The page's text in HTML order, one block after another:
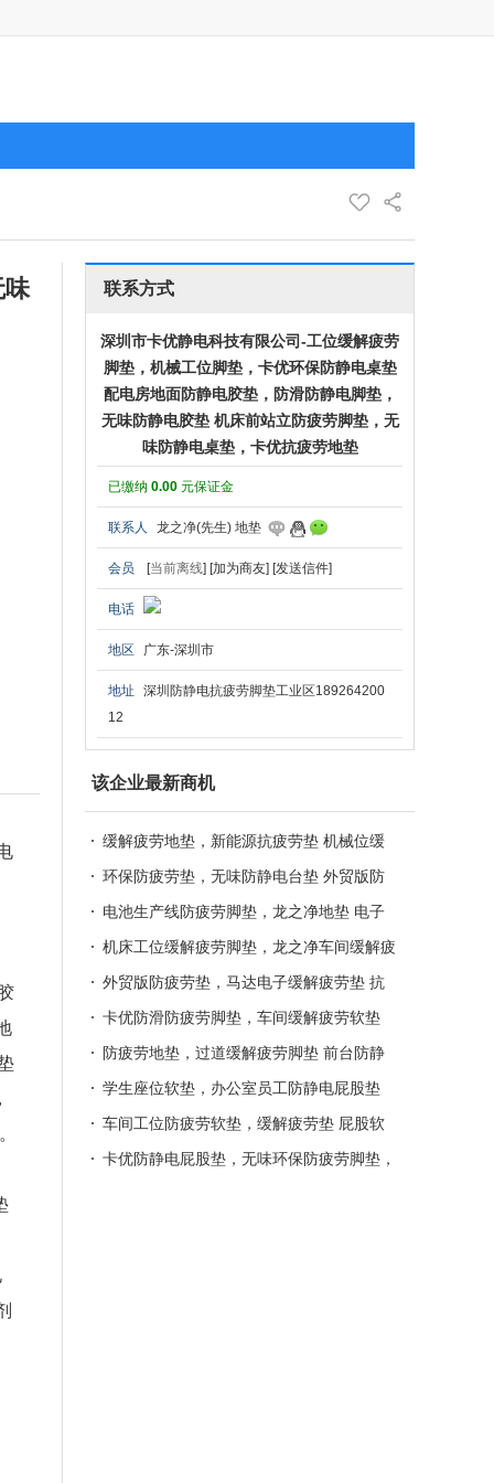
味
联系方式
深圳市卡优静电科技有限公司-工位缓解疲劳
脚垫，机械工位脚垫，卡优环保防静电桌垫
配电房地面防静电胶垫，防滑防静电脚垫，
无味防静电胶垫 机床前站立防疲劳脚垫，无
味防静电桌垫，卡优抗疲劳地垫
已缴纳 0.00 元保证金
联系人 龙之净(先生) 地垫
会员 [当前离线] [加为商友] [发送信件]
电话
地区 广东-深圳市
地址
深圳防静电抗疲劳脚垫工业区189264200
12
该企业最新商机
缓解疲劳地垫，新能源抗疲劳垫 机械位缓
解疲劳垫，站立防疲劳脚垫，卡优环保防静
电胶垫
环保防疲劳垫，无味防静电台垫 外贸版防
疲劳脚垫，广东环保抗疲劳地垫，环保防静
电胶垫
电池生产线防疲劳脚垫，龙之净地垫 电子
信息缓解疲劳垫，汽车防疲劳脚垫，卡优无
味防静电防疲劳地垫
机床工位缓解疲劳脚垫，龙之净车间缓解疲
劳垫 橡胶生产线抗疲劳地垫，机械厂缓解
脚疲劳垫，卡优环保胶垫
外贸版防疲劳垫，马达电子缓解疲劳垫 抗
疲劳地垫，卡优出口防疲劳脚垫，车间站立
缓解疲劳垫
卡优防滑防疲劳脚垫，车间缓解疲劳软垫
机床工位软垫，耐磨防疲劳脚垫，站立缓解
疲劳地垫
防疲劳地垫，过道缓解疲劳脚垫 前台防静
电屁股软垫，组装车间缓解疲劳脚垫，卡优
地垫
学生座位软垫，办公室员工防静电屁股垫
员工长期座位防静电软垫，防静电防疲劳脚
垫，卡优屁股垫
车间工位防疲劳软垫，缓解疲劳垫 屁股软
垫，卡优椅子防疲劳垫，缓解防静电防疲劳
卡优防静电屁股垫，无味环保防疲劳脚垫，